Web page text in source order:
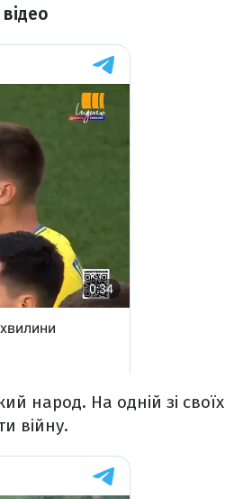
народ. На одній зі своїх
війну.